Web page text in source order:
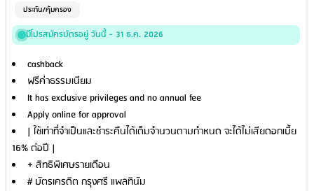
ประกัน/คุ้มครอง
มีโปรสมัครบัตรอยู่ วันนี้ - 31 ธ.ค. 2026
cashback
ฟรีค่าธรรมเนียม
It has exclusive privileges and no annual fee
Apply online for approval
| ใช้เท่าที่จำเป็นและชำระคืนได้เต็มจำนวนตามกำหนด จะได้ไม่เสียดอกเบี้ย
16% ต่อปี |
+ สิทธิพิเศษรายเดือน
# บัตรเครดิต กรุงศรี แพลทินัม